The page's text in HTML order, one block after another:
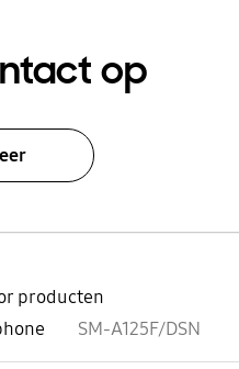
op
producten
SM-A125F/DSN